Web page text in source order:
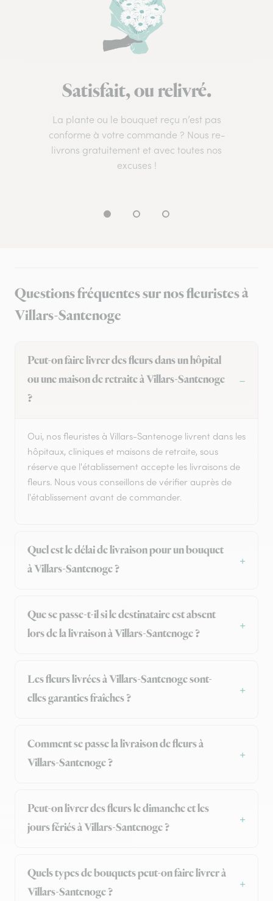
Satisfait, ou relivré.
La plante ou le bouquet reçu n’est pas
conforme à votre commande ? Nous re-
livrons gratuitement et avec toutes nos
excuses !
Questions fréquentes sur nos fleuristes à
Villars-Santenoge
Peut-on faire livrer des fleurs dans un hôpital
ou une maison de retraite à Villars-Santenoge
?
Oui, nos fleuristes à Villars-Santenoge livrent dans les
hôpitaux, cliniques et maisons de retraite, sous
réserve que l'établissement accepte les livraisons de
fleurs. Nous vous conseillons de vérifier auprès de
l'établissement avant de commander.
Quel est le délai de livraison pour un bouquet
à Villars-Santenoge ?
Que se passe-t-il si le destinataire est absent
lors de la livraison à Villars-Santenoge ?
Les fleurs livrées à Villars-Santenoge sont-
elles garanties fraîches ?
Comment se passe la livraison de fleurs à
Villars-Santenoge ?
Peut-on livrer des fleurs le dimanche et les
jours fériés à Villars-Santenoge ?
Quels types de bouquets peut-on faire livrer à
Villars-Santenoge ?